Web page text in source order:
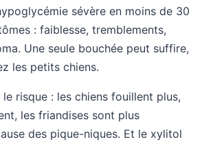
sévère en moins de 30
: faiblesse, tremblements,
Une seule bouchée peut suffire,
les petits chiens.
le risque : les chiens fouillent plus,
les friandises sont plus
des pique-niques. Et le xylitol